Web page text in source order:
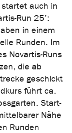
auch in
Run 25’:
in einem
Runden. Im
Novartis-Runs
die ab
geschickt
führt ca.
Start-
Nähe
Runden